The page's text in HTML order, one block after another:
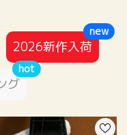
2026新作入荷
new
グ
hot